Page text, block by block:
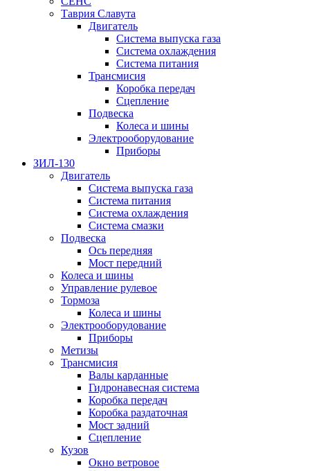
Таврия Славута
Двигатель
Система выпуска газа
Система охлаждения
Система питания
Трансмисия
Коробка передач
Сцепление
Подвеска
Колеса и шины
Электрооборудование
Приборы
ЗИЛ-130
Двигатель
Система выпуска газа
Система питания
Система охлаждения
Система смазки
Подвеска
Ось передняя
Мост передний
Колеса и шины
Управление рулевое
Тормоза
Колеса и шины
Электрооборудование
Приборы
Метизы
Трансмисия
Валы карданные
Гидронавесная система
Коробка передач
Коробка раздаточная
Мост задний
Сцепление
Кузов
Окно ветровое